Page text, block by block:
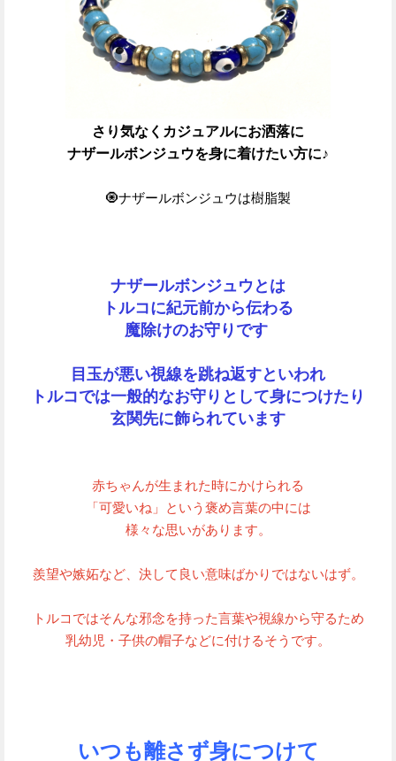
さり気なくカジュアルにお洒落に
ナザールボンジュウを身に着けたい方に♪
🧿ナザールボンジュウは樹脂製
ナザールボンジュウとは
トルコに紀元前から伝わる
魔除けのお守りです
目玉が悪い視線を跳ね返すといわれ
トルコでは一般的なお守りとして身につけたり
玄関先に飾られています
赤ちゃんが生まれた時にかけられる
「可愛いね」という褒め言葉の中には
様々な思いがあります。
羨望や嫉妬など、決して良い意味ばかりではないはず。
トルコではそんな邪念を持った言葉や視線から守るため
乳幼児・子供の帽子などに付けるそうです。
いつも離さず身につけて